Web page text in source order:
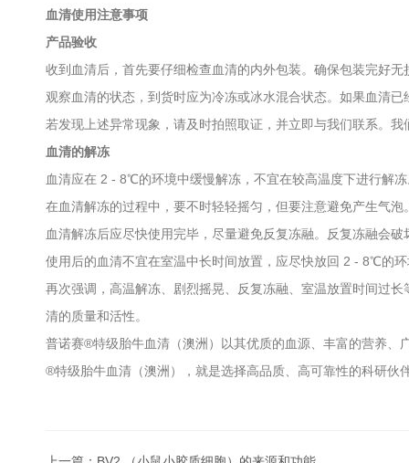
血清使用注意事项
产品验收
收到血清后，首先要仔细检查血清的内外包装。确保包装完好
观察血清的状态，到货时应为冷冻或冰水混合状态。如果血清
若发现上述异常现象，请及时拍照取证，并立即与我们联系。
血清的解冻
血清应在 2 - 8℃的环境中缓慢解冻，不宜在较高温度下进行解
在血清解冻的过程中，要不时轻轻摇匀，但要注意避免产生气
血清解冻后应尽快使用完毕，尽量避免反复冻融。反复冻融会
使用后的血清不宜在室温中长时间放置，应尽快放回 2 - 8℃的
再次强调，高温解冻、剧烈摇晃、反复冻融、室温放置时间过
清的质量和活性。
普诺赛®特级胎牛血清（澳洲）以其优质的血源、丰富的营养
®特级胎牛血清（澳洲），就是选择高品质、高可靠性的科研伙